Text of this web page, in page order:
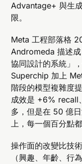
Advantage+ 與生
限。
Meta 工程部落格
Andromeda 描述
協同設計的系統」
Superchip 加上
階段的模型複雜度
成效是 +6% recall
多，但是在 50 億
上，每一個百分點
操作面的改變比技
（興趣、年齡、行